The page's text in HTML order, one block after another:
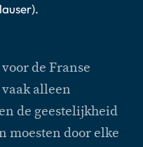
de Franse
alleen
de geestelijkheid
moesten door elke